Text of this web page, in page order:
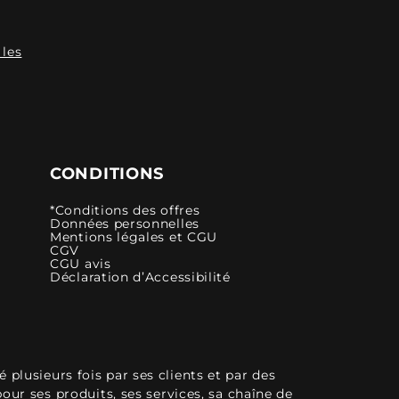
CONDITIONS
*Conditions des offres
Données personnelles
Mentions légales et CGU
CGV
CGU avis
Déclaration d’Accessibilité
plusieurs fois par ses clients et par des
ses produits, ses services, sa chaîne de